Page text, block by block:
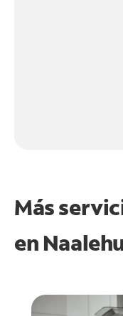
Más
en